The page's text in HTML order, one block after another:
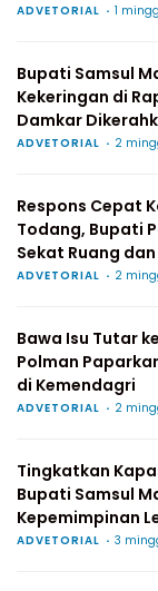
ADVETORIAL 1
Bupati Samsul
Kekeringan di
Damkar
ADVETORIAL 2
Respons Cepat
Todang, Bupati
Sekat Ruang
ADVETORIAL 2
Bawa Isu Tutar
Polman Paparkan
di Kemendagri
ADVETORIAL 2
Tingkatkan
Bupati Samsul
Kepemimpinan
ADVETORIAL 3